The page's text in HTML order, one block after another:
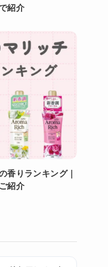
紹介
香りランキング｜
紹介